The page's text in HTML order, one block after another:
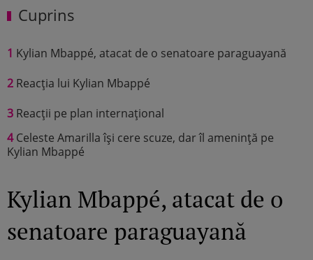
Cuprins
1 Kylian Mbappé, atacat de o senatoare paraguayană
2 Reacția lui Kylian Mbappé
3 Reacții pe plan internațional
4Celeste Amarilla își cere scuze, dar îl amenință pe
Kylian Mbappé
Kylian Mbappé, atacat de o
senatoare paraguayană